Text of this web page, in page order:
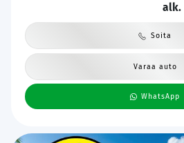
alk.
Soita
Varaa auto
WhatsApp